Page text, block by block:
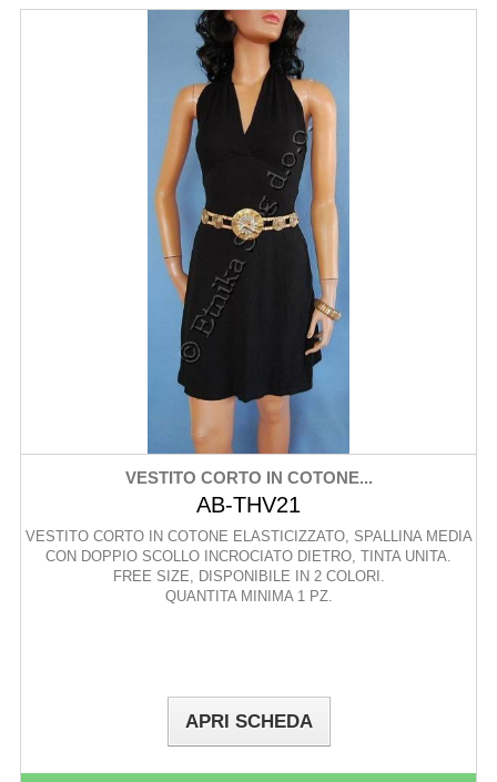
VESTITO CORTO IN COTONE...
AB-THV21
VESTITO CORTO IN COTONE ELASTICIZZATO, SPALLINA MEDIA
CON DOPPIO SCOLLO INCROCIATO DIETRO, TINTA UNITA.
FREE SIZE, DISPONIBILE IN 2 COLORI.
QUANTITA MINIMA 1 PZ.
APRI SCHEDA